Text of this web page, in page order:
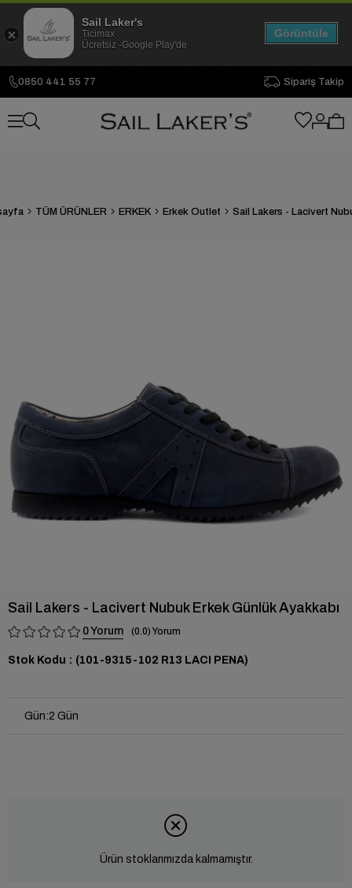
0850 441 55 77 Sipariş Takip
TÜM ÜRÜNLER ERKEK Erkek Outlet
Sail Lakers - Lacivert Nubuk Erkek Günlük Ayakkabı
0 0.0
Stok Kodu (101-9315-102 R13 LACI PENA)
Gün:2 Gün
Ürün stoklarımızda kalmamıştır.
Sail Laker's
Ticimax
Ücretsiz -Google Play'de
Görüntüle